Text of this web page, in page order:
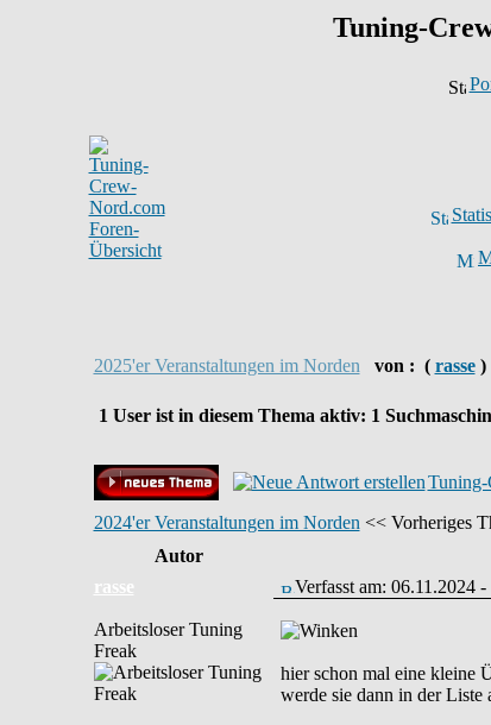
Tuning-
2025'er Veranstaltungen im Norden von : ( rasse)
1 User ist in diesem Thema aktiv: 1
2024'er Veranstaltungen im Norden << Vorheriges
Autor
rasse
Arbeitsloser Tuning
Freak
Verfasst am: 06.11.2024
hier schon mal eine kleine
werde sie dann in der Liste